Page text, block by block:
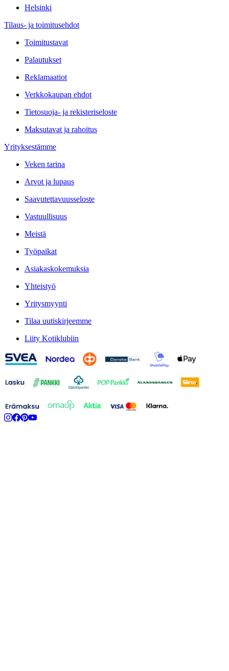
Helsinki
Tilaus- ja toimitusehdot
Toimitustavat
Palautukset
Reklamaatiot
Verkkokaupan ehdot
Tietosuoja- ja rekisteriseloste
Maksutavat ja rahoitus
Yrityksestämme
Veken tarina
Arvot ja lupaus
Saavutettavuusseloste
Vastuullisuus
Meistä
Työpaikat
Asiakaskokemuksia
Yhteistyö
Yritysmyynti
Tilaa uutiskirjeemme
Liity Kotiklubiin